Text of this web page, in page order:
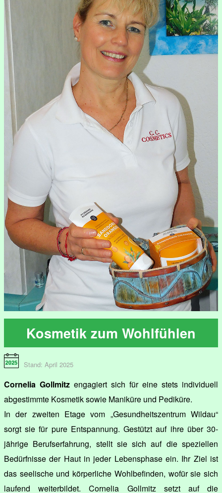
Kosmetik zum Wohlfühlen
Stand: April 2025
Cornelia Gollmitz engagiert sich für eine stets individuell
abgestimmte Kosmetik sowie Maniküre und Pediküre.
In der zweiten Etage vom „Gesundheitszentrum Wildau“
sorgt sie für pure Entspannung. Gestützt auf ihre über 30-
jährige Berufserfahrung, stellt sie sich auf die speziellen
Bedürfnisse der Haut in jeder Lebensphase ein. Ihr Ziel ist
das seelische und körperliche Wohlbefinden, wofür sie sich
laufend weiterbildet. Cornelia Gollmitz setzt auf die